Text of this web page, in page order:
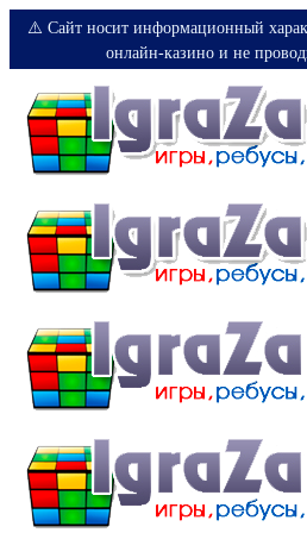
⚠️ Сайт носит информационный
онлайн-казино и не